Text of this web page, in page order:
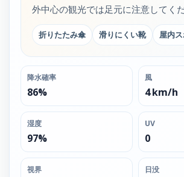
外中心の観光では足元に注意してくだ
折りたたみ傘 滑りにくい靴 屋内
降水確率
86%
風
4 km/h
湿度
97%
UV
0
視界 日没